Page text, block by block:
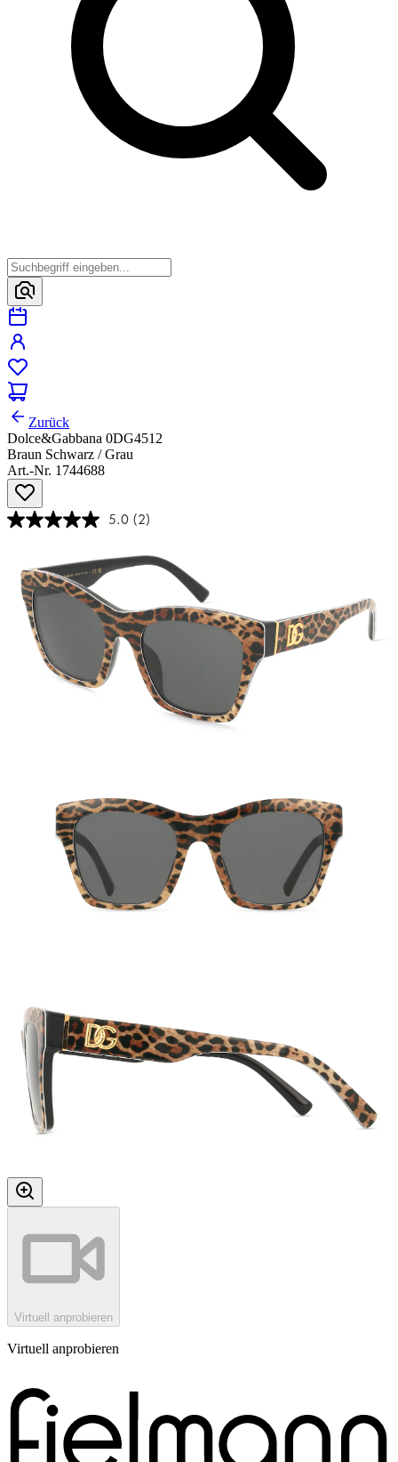
Zurück
Dolce&Gabbana 0DG4512
Braun Schwarz / Grau
Art.-Nr. 1744688
5.0 (2)
Virtuell anprobieren
Virtuell anprobieren